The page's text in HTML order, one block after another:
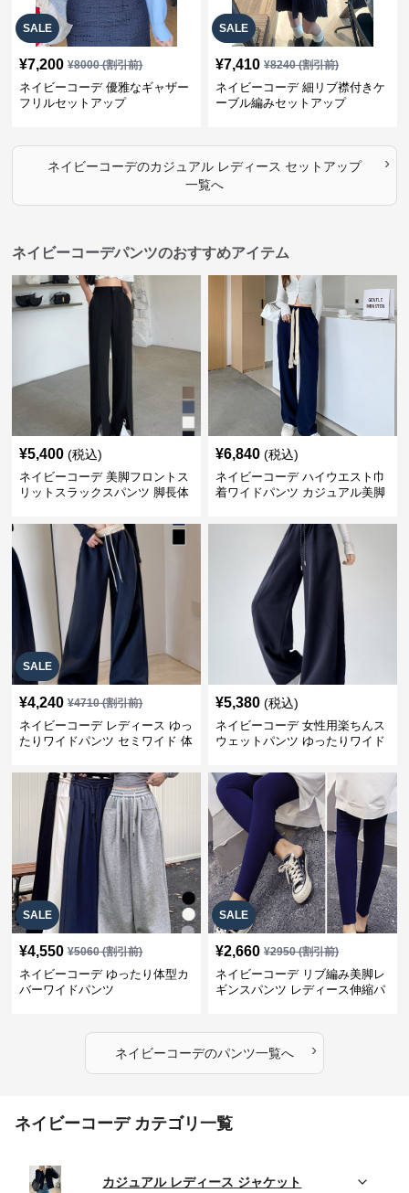
SALE
¥7,200 ¥8000(割引前)
ネイビーコーデ 優雅なギャザー
フリルセットアップ
SALE
¥7,410 ¥8240(割引前)
ネイビーコーデ 細リブ襟付きケ
ーブル編みセットアップ
ネイビーコーデのカジュアル レディース セットアップ
一覧へ
›
ネイビーコーデパンツのおすすめアイテム
¥5,400 (税込)
ネイビーコーデ 美脚フロントス
リットスラックスパンツ 脚長体
¥6,840 (税込)
ネイビーコーデ ハイウエスト巾
着ワイドパンツ カジュアル美脚
SALE
¥4,240 ¥4710(割引前)
ネイビーコーデ レディース ゆっ
たりワイドパンツ セミワイド 体
¥5,380 (税込)
ネイビーコーデ 女性用楽ちんス
ウェットパンツ ゆったりワイド
SALE
¥4,550 ¥5060(割引前)
ネイビーコーデ ゆったり体型カ
バーワイドパンツ
SALE
¥2,660 ¥2950(割引前)
ネイビーコーデ リブ編み美脚レ
ギンスパンツ レディース伸縮パ
ネイビーコーデのパンツ一覧へ ›
ネイビーコーデ カテゴリ一覧
カジュアル レディース ジャケット